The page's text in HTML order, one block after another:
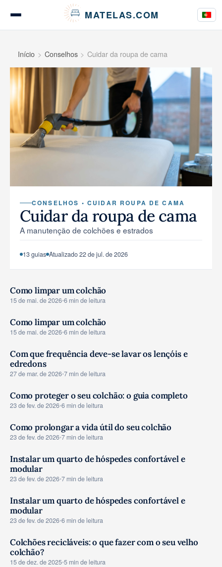
MATELAS.COM
Testes de colchões
Testes de roupa de cama
Guias de compra
Conselhos
Ferramentas e simuladores
Início Conselhos Cuidar da roupa de cama
CONSELHOS • CUIDAR ROUPA DE CAMA
Cuidar da roupa de cama
A manutenção de colchões e estrados
13 guias Atualizado 22 de jul. de 2026
CONSELHOS
Como limpar um colchão
15 de mai. de 2026•6 min de leitura
CONSELHOS
Como limpar um colchão
15 de mai. de 2026•6 min de leitura
CONSELHOS
Com que frequência deve-se lavar os lençóis e
edredons
27 de mar. de 2026•7 min de leitura
CONSELHOS
Como proteger o seu colchão: o guia completo
23 de fev. de 2026•6 min de leitura
CONSELHOS
Como prolongar a vida útil do seu colchão
23 de fev. de 2026•7 min de leitura
CONSELHOS
Instalar um quarto de hóspedes confortável e
modular
23 de fev. de 2026•7 min de leitura
CONSELHOS
Instalar um quarto de hóspedes confortável e
modular
23 de fev. de 2026•6 min de leitura
CONSELHOS
Colchões recicláveis: o que fazer com o seu velho
colchão?
15 de dez. de 2025•5 min de leitura
Painel de Gerenciamento de Cookies